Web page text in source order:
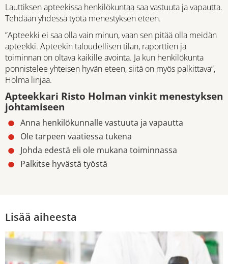
Lauttiksen apteekissa henkilökuntaa saa vastuuta ja vapautta.
Tehdään yhdessä työtä menestyksen eteen.
”Apteekki ei saa olla vain minun, vaan sen pitää olla meidän
apteekki. Apteekin taloudellisen tilan, raporttien ja
toiminnan on oltava kaikille avointa. Ja kun henkilökunta
ponnistelee yhteisen hyvän eteen, siitä on myös palkittava”,
Holma linjaa.
Apteekkari Risto Holman vinkit menestyksen
johtamiseen
Anna henkilökunnalle vastuuta ja vapautta
Ole tarpeen vaatiessa tukena
Johda edestä eli ole mukana toiminnassa
Palkitse hyvästä työstä
Lisää aiheesta